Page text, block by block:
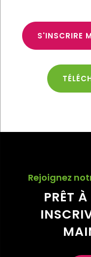
S'INSCRIRE
Rejoignez
PRÊT